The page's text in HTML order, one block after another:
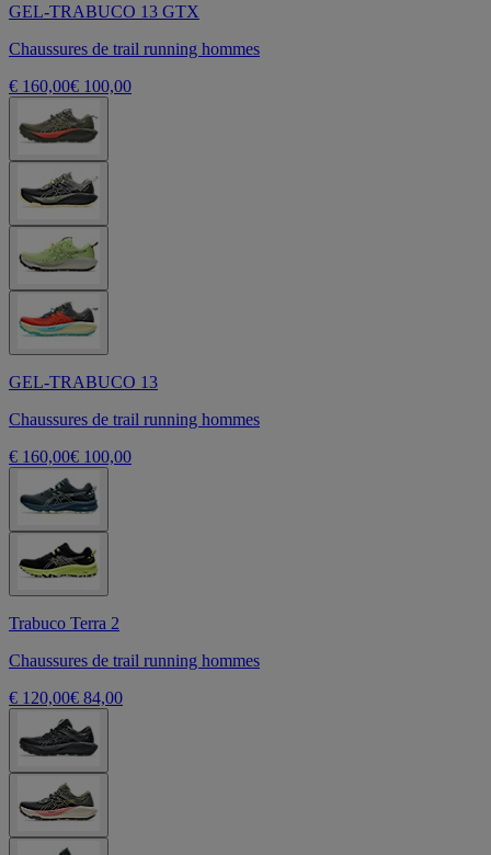
GEL-TRABUCO 13 GTX
Chaussures de trail running hommes
€ 160,00€ 100,00
GEL-TRABUCO 13
Chaussures de trail running hommes
€ 160,00€ 100,00
Trabuco Terra 2
Chaussures de trail running hommes
€ 120,00€ 84,00